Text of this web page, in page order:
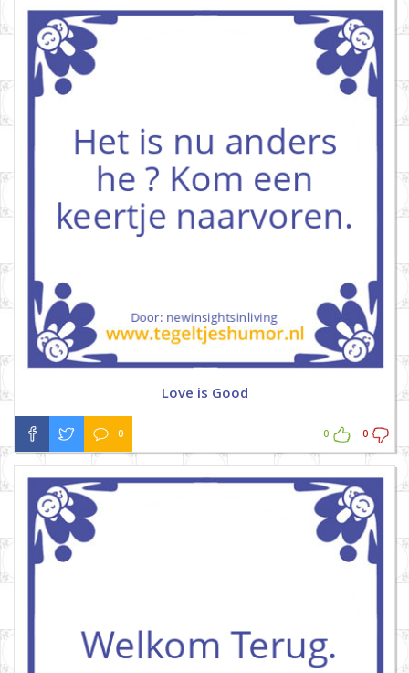
Love is Good
0 0 0